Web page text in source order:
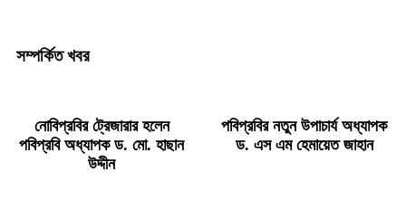
সম্পর্কিত খবর
নোবিপ্রবির ট্রেজারার হলেন
পবিপ্রবি অধ্যাপক ড. মো. হাছান
উদ্দীন
পবিপ্রবির নতুন উপাচার্য অধ্যাপক
ড. এস এম হেমায়েত জাহান